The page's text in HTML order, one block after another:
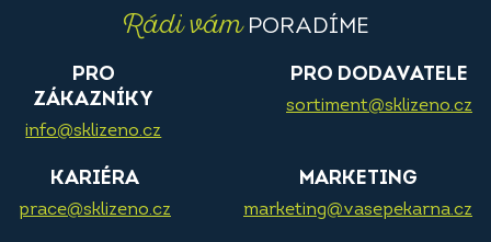
Rádi vámPORADÍME
PRO
ZÁKAZNÍKY
info@sklizeno.cz
PRO DODAVATELE
sortiment@sklizeno.cz
KARIÉRA
prace@sklizeno.cz
MARKETING
marketing@vasepekarna.cz